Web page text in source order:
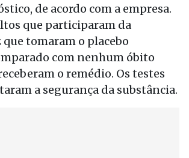
de acordo com a empresa.
que participaram da
que tomaram o placebo
com nenhum óbito
o remédio. Os testes
a segurança da substância.